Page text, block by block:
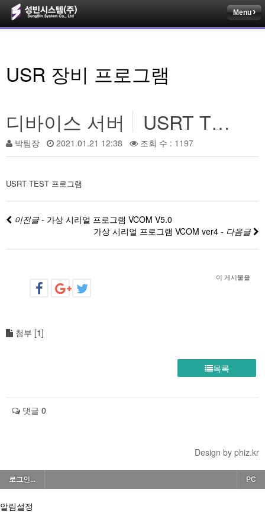
Menu
USR 장비 프로그램
디바이스 서버
USRT TEST 프로그램
박팀장 2021.01.21 12:38 조회 수 : 1197
USRT TEST 프로그램
이전글 - 가상 시리얼 프로그램 VCOM V5.0
가상 시리얼 프로그램 VCOM ver4 - 다음글
이 게시물을
첨부 [1]
목록
댓글 0
Design by phiz.kr
로그인... PC
알림설정